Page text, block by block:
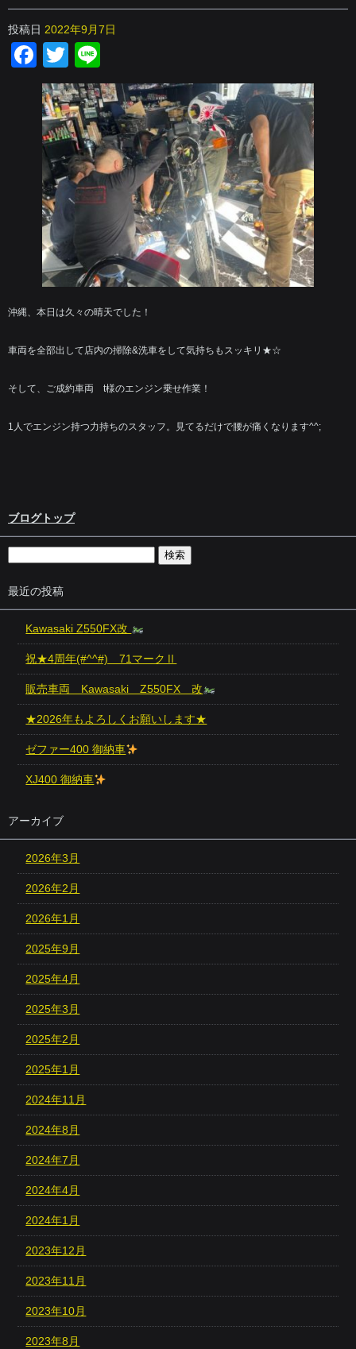
投稿日 2022年9月7日
Facebook
Twitter
沖縄、本日は久々の晴天でした！
車両を全部出して店内の掃除&洗車をして気持ちもスッキリ★☆
そして、ご成約車両 t様のエンジン乗せ作業！
1人でエンジン持つ力持ちのスタッフ。見てるだけで腰が痛くなります^^;
ブログトップ
最近の投稿
Kawasaki Z550FX改
祝★4周年(#^^#) 71マークⅡ
販売車両 Kawasaki Z550FX 改
★2026年もよろしくお願いします★
ゼファー400 御納車
XJ400 御納車
アーカイブ
2026年3月
2026年2月
2026年1月
2025年9月
2025年4月
2025年3月
2025年2月
2025年1月
2024年11月
2024年8月
2024年7月
2024年4月
2024年1月
2023年12月
2023年11月
2023年10月
2023年8月